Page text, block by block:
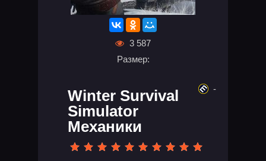
3 587
Размер:
Winter Survival
Simulator
Механики
-